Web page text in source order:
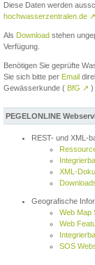
Diese Daten werden
hochwasserzentralen.de ↗
Als Download stehen
Verfügung.
Benötigen Sie geprüfte
Sie sich bitte per Email
Gewässerkunde ( BfG ↗ )
PEGELONLINE
REST- und XML-
XML-
Geografische
Web Map
Web
SOS